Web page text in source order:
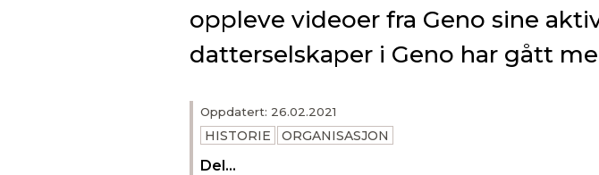
Oppdatert: 26.02.2021
HISTORIE ORGANISASJON
Del...
oppleve videoer fra Geno sine
datterselskaper i Geno har gått